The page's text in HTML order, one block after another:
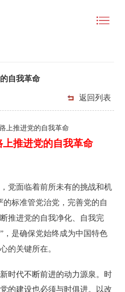
自我革命
返回列表
上推进党的自我革命
推进党的自我革命
党面临着前所未有的挑战和机
的标准管党治党，完善党的自
推进党的自我净化、自我完
，是确保党始终成为中国特色
的关键所在。
时代不断前进的动力源泉。时
的建设也必须与时俱进。以改